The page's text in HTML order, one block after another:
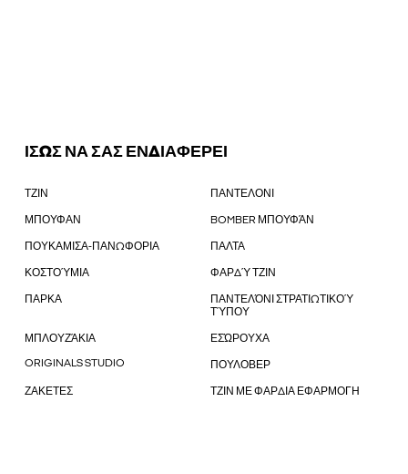
ΙΣΩΣ ΝΑ ΣΑΣ ΕΝΔΙΑΦΕΡΕΙ
ΤΖΙΝ ΠΑΝΤΕΛΟΝΙ
ΜΠΟΥΦΑΝ BOMBER ΜΠΟΥΦΆΝ
ΠΟΥΚΑΜΙΣΑ-ΠΑΝΩΦΟΡΙΑ ΠΑΛΤΑ
ΚΟΣΤΟΎΜΙΑ ΦΑΡΔΎ ΤΖΙΝ
ΠΑΡΚΑ
ΠΑΝΤΕΛΌΝΙ ΣΤΡΑΤΙΩΤΙΚΟΎ
ΤΎΠΟΥ
ΜΠΛΟΥΖΆΚΙΑ ΕΣΏΡΟΥΧΑ
ORIGINALS STUDIO ΠΟΥΛΟΒΕΡ
ΖΑΚΕΤΕΣ ΤΖΙΝ ΜΕ ΦΑΡΔΙΑ ΕΦΑΡΜΟΓΗ